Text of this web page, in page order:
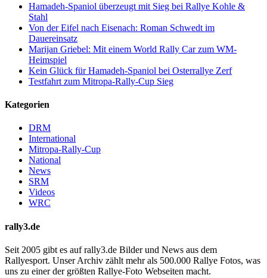
Hamadeh-Spaniol überzeugt mit Sieg bei Rallye Kohle &
Stahl
Von der Eifel nach Eisenach: Roman Schwedt im
Dauereinsatz
Marijan Griebel: Mit einem World Rally Car zum WM-
Heimspiel
Kein Glück für Hamadeh-Spaniol bei Osterrallye Zerf
Testfahrt zum Mitropa-Rally-Cup Sieg
Kategorien
DRM
International
Mitropa-Rally-Cup
National
News
SRM
Videos
WRC
rally3.de
Seit 2005 gibt es auf rally3.de Bilder und News aus dem
Rallyesport. Unser Archiv zählt mehr als 500.000 Rallye Fotos, was
uns zu einer der größten Rallye-Foto Webseiten macht.